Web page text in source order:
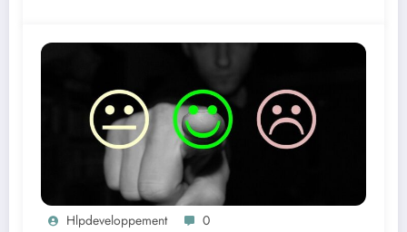
Hlpdeveloppement 0